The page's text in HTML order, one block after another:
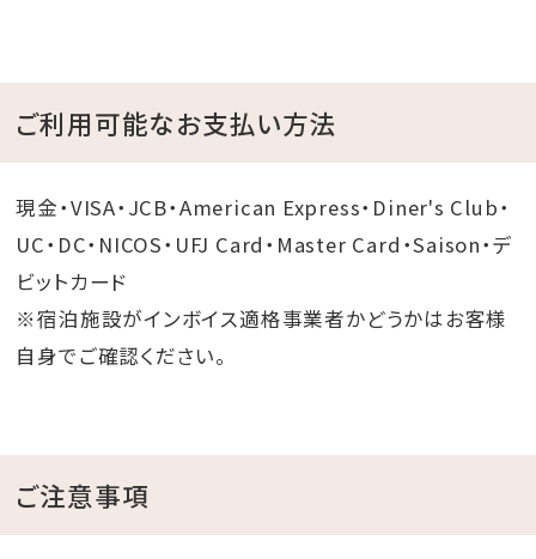
ご利用可能なお支払い方法
現金・VISA・JCB・American Express・Diner's Club・
UC・DC・NICOS・UFJ Card・Master Card・Saison・デ
ビットカード
※宿泊施設がインボイス適格事業者かどうかはお客様
自身でご確認ください。
ご注意事項